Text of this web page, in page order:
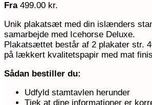
Fra 499.00 kr.
Unik plakatsæt med din islænders
samarbejde med Icehorse Deluxe.
Plakatsættet består af 2 plakater str.
på lækkert kvalitetspapir med mat
Sådan bestiller du:
Udfyld stamtavlen herunder
Tjek at dine informationer er